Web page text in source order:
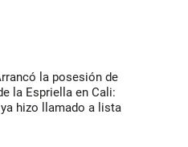
la posesión de
la Espriella en Cali:
hizo llamado a lista